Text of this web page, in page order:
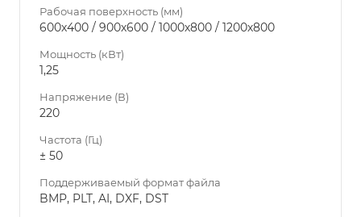
Рабочая поверхность (мм)
600х400 / 900х600 / 1000х800 / 1200х800
Мощность (кВт)
1,25
Напряжение (В)
220
Частота (Гц)
± 50
Поддерживаемый формат файла
BMP, PLT, AI, DXF, DST